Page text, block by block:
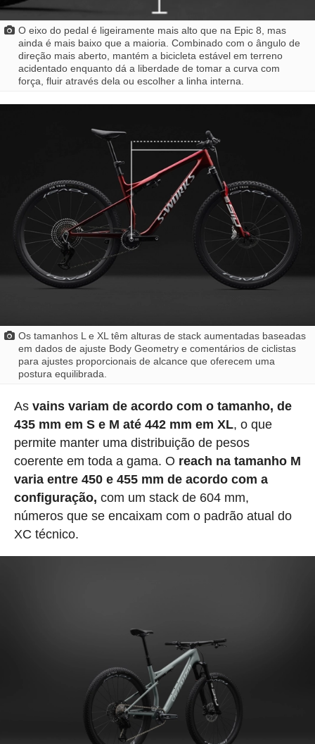
O eixo do pedal é ligeiramente mais alto que na Epic 8, mas
ainda é mais baixo que a maioria. Combinado com o ângulo de
direção mais aberto, mantém a bicicleta estável em terreno
acidentado enquanto dá a liberdade de tomar a curva com
força, fluir através dela ou escolher a linha interna.
Os tamanhos L e XL têm alturas de stack aumentadas baseadas
em dados de ajuste Body Geometry e comentários de ciclistas
para ajustes proporcionais de alcance que oferecem uma
postura equilibrada.
As vains variam de acordo com o tamanho, de
435 mm em S e M até 442 mm em XL, o que
permite manter uma distribuição de pesos
coerente em toda a gama. O reach na tamanho M
varia entre 450 e 455 mm de acordo com a
configuração, com um stack de 604 mm,
números que se encaixam com o padrão atual do
XC técnico.